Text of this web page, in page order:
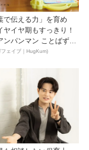
で伝える力」を育め
ヤイヤ期もすっきり！
パンマン ことばずか
フェイブ｜HugKum)